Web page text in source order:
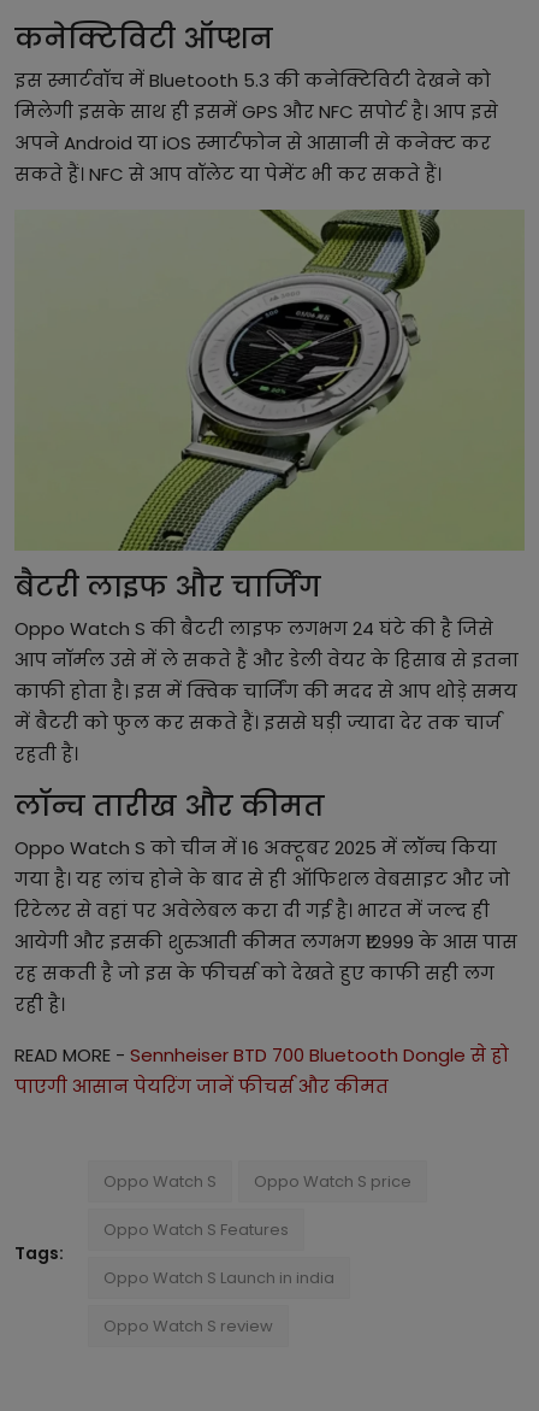
कनेक्टिविटी ऑप्शन
इस स्मार्टवॉच में Bluetooth 5.3 की कनेक्टिविटी देखने को
मिलेगी इसके साथ ही इसमें GPS और NFC सपोर्ट है। आप इसे
अपने Android या iOS स्मार्टफोन से आसानी से कनेक्ट कर
सकते हैं। NFC से आप वॉलेट या पेमेंट भी कर सकते हैं।
बैटरी लाइफ और चार्जिंग
Oppo Watch S की बैटरी लाइफ लगभग 24 घंटे की है जिसे
आप नॉर्मल उसे में ले सकते हैं और डेली वेयर के हिसाब से इतना
काफी होता है। इस में क्विक चार्जिंग की मदद से आप थोड़े समय
में बैटरी को फुल कर सकते हैं। इससे घड़ी ज्यादा देर तक चार्ज
रहती है।
लॉन्च तारीख और कीमत
Oppo Watch S को चीन में 16 अक्टूबर 2025 में लॉन्च किया
गया है। यह लांच होने के बाद से ही ऑफिशल वेबसाइट और जो
रिटेलर से वहां पर अवेलेबल करा दी गई है। भारत में जल्द ही
आयेगी और इसकी शुरुआती कीमत लगभग ₹12999 के आस पास
रह सकती है जो इस के फीचर्स को देखते हुए काफी सही लग
रही है।
READ MORE - Sennheiser BTD 700 Bluetooth Dongle से हो
पाएगी आसान पेयरिंग जानें फीचर्स और कीमत
Tags:
Oppo Watch S Oppo Watch S price
Oppo Watch S Features
Oppo Watch S Launch in india
Oppo Watch S review